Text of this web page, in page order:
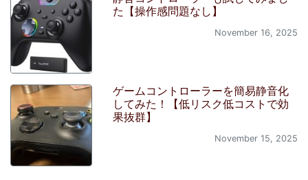
た【操作感問題なし】
November 16, 2025
ゲームコントローラーを簡易静音化
してみた！【低リスク低コストで効
果抜群】
November 15, 2025